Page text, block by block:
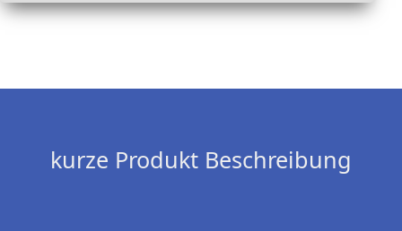
kurze Produkt Beschreibung